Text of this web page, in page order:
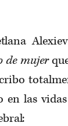
de mujer
las